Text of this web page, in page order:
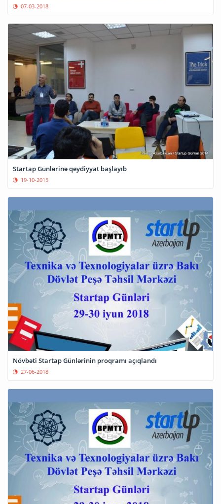
07-03-2018
Startap Günlərinə qeydiyyat başlayıb
19-10-2015
Növbəti Startap Günlərinin proqramı açıqlandı
27-06-2018